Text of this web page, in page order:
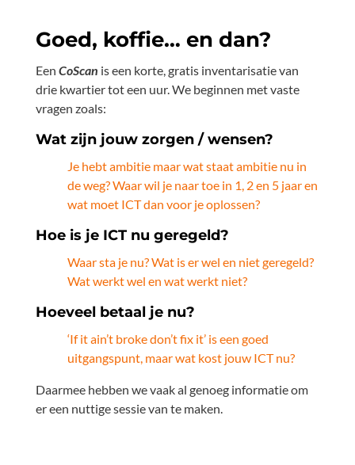
Goed, koffie… en dan?
Een CoScan is een korte, gratis inventarisatie van
drie kwartier tot een uur. We beginnen met vaste
vragen zoals:
Wat zijn jouw zorgen / wensen?
Je hebt ambitie maar wat staat ambitie nu in
de weg? Waar wil je naar toe in 1, 2 en 5 jaar en
wat moet ICT dan voor je oplossen?
Hoe is je ICT nu geregeld?
Waar sta je nu? Wat is er wel en niet geregeld?
Wat werkt wel en wat werkt niet?
Hoeveel betaal je nu?
‘If it ain’t broke don’t fix it’ is een goed
uitgangspunt, maar wat kost jouw ICT nu?
Daarmee hebben we vaak al genoeg informatie om
er een nuttige sessie van te maken.